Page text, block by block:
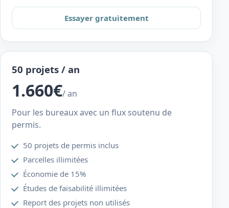
Essayer gratuitement
50 projets / an
1.660€/ an
Pour les bureaux avec un flux soutenu de
permis.
50 projets de permis inclus
Parcelles illimitées
Économie de 15%
Études de faisabilité illimitées
Report des projets non utilisés